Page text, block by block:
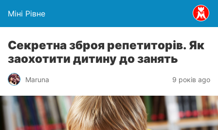
Міні Рівне
Секретна зброя репетиторів. Як
заохотити дитину до занять
Maruna 9 років ago